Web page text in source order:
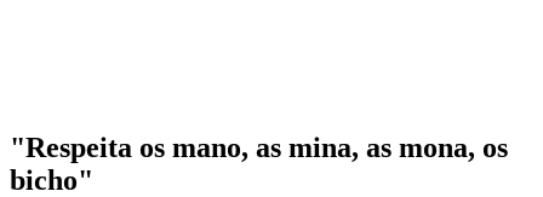
"Respeita os mano, as mina, as mona, os
bicho"